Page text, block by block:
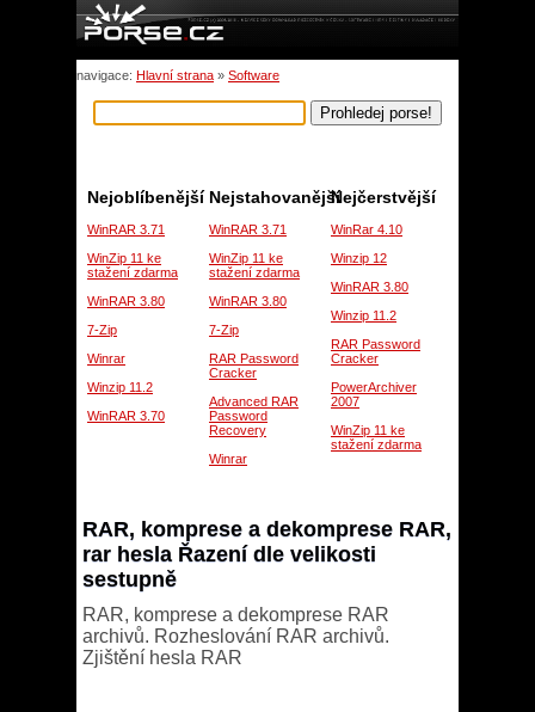
navigace: Hlavní strana » Software
Nejčerstvější
WinRar 4.10
Winzip 12
WinRAR 3.80
Winzip 11.2
RAR Password
Cracker
PowerArchiver
2007
WinZip 11 ke
stažení zdarma
Nejstahovanější
WinRAR 3.71
WinZip 11 ke
stažení zdarma
WinRAR 3.80
7-Zip
RAR Password
Cracker
Advanced RAR
Password
Recovery
Winrar
Nejoblíbenější
WinRAR 3.71
WinZip 11 ke
stažení zdarma
WinRAR 3.80
7-Zip
Winrar
Winzip 11.2
WinRAR 3.70
RAR, komprese a dekomprese RAR,
rar hesla Řazení dle velikosti
sestupně
RAR, komprese a dekomprese RAR
archivů. Rozheslování RAR archivů.
Zjištění hesla RAR